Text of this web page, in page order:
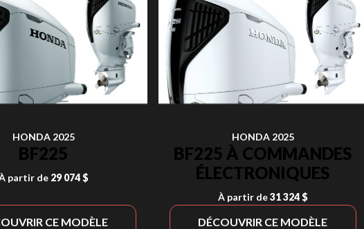
HONDA 2025
BF225
partir de 29 074 $
CE MODÈLE
HONDA 2025
BF225 À COMMANDES
ÉLECTRONIQUES
À partir de31 324 $
DÉCOUVRIR CE MODÈLE